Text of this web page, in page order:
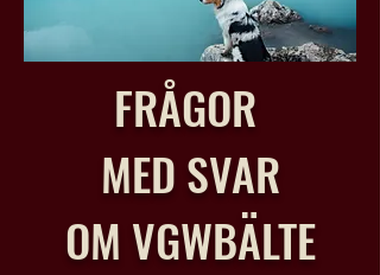
FRÅGOR
MED SVAR
OM VGWBÄLTE